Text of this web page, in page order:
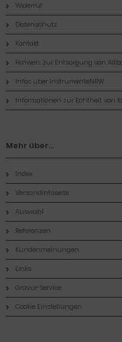
Widerruf
Datenschutz
Kontakt
Hinweis zur Entsorgung von
Infos über InstrumenteNRW
Informationen zur Echtheit von
Mehr über...
Index
Versandinfoseite
Auswahl
Referenzen
Kundenmeinungen
Links
Gravur-Service
Cookie Einstellungen